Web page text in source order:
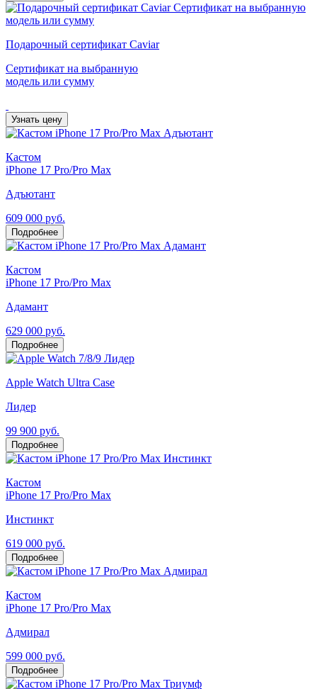
Подарочный сертификат Caviar
Сертификат на выбранную
модель или сумму
Узнать цену
Кастом
iPhone 17 Pro/Pro Max
Адъютант
609 000 руб.
Подробнее
Кастом
iPhone 17 Pro/Pro Max
Адамант
629 000 руб.
Подробнее
Apple Watch Ultra Case
Лидер
99 900 руб.
Подробнее
Кастом
iPhone 17 Pro/Pro Max
Инстинкт
619 000 руб.
Подробнее
Кастом
iPhone 17 Pro/Pro Max
Адмирал
599 000 руб.
Подробнее